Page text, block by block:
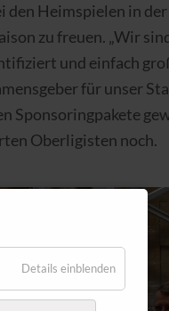
den Heimspielen in
zu freuen. „Wir
und einfach
für unser
Sponsoringpakete
Oberligisten noch.
Details einblenden